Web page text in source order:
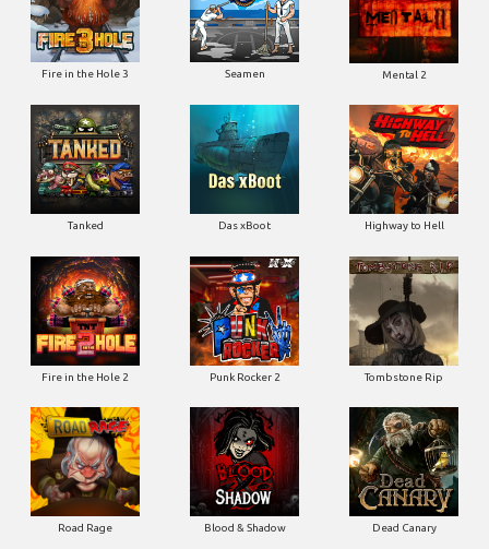
Fire in the Hole 3 Seamen Mental 2
Tanked Das xBoot Highway to Hell
Fire in the Hole 2 Punk Rocker 2 Tombstone Rip
Road Rage Blood & Shadow Dead Canary